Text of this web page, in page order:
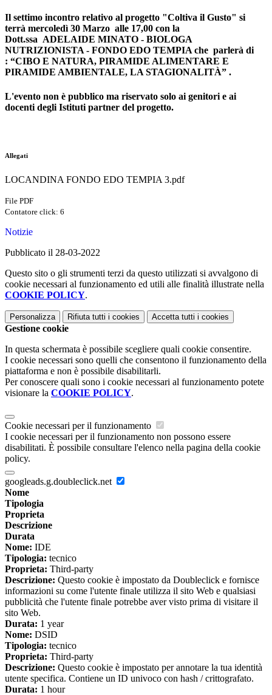
Il settimo incontro relativo al progetto "Coltiva il Gusto" si
terrà mercoledì 30 Marzo alle 17,00 con la
Dott.ssa ADELAIDE MINATO - BIOLOGA
NUTRIZIONISTA - FONDO EDO TEMPIAche parlerà di
: “CIBO E NATURA, PIRAMIDE ALIMENTARE E
PIRAMIDE AMBIENTALE, LA STAGIONALITÀ” .
L'evento non è pubblico ma riservato solo ai genitori e ai
docenti degli Istituti partner del progetto.
Allegati
LOCANDINA FONDO EDO TEMPIA 3.pdf
File PDF
Contatore click: 6
Notizie
Pubblicato il 28-03-2022
Questo sito o gli strumenti terzi da questo utilizzati si avvalgono di
cookie necessari al funzionamento ed utili alle finalità illustrate nella
COOKIE POLICY.
Personalizza Rifiuta tutti i cookies Accetta tutti i cookies
Gestione cookie
In questa schermata è possibile scegliere quali cookie consentire.
I cookie necessari sono quelli che consentono il funzionamento della
piattaforma e non è possibile disabilitarli.
Per conoscere quali sono i cookie necessari al funzionamento potete
visionare la COOKIE POLICY.
Cookie necessari per il funzionamento
I cookie necessari per il funzionamento non possono essere
disabilitati. È possibile consultare l'elenco nella pagina della cookie
policy.
googleads.g.doubleclick.net
Nome
Tipologia
Proprieta
Descrizione
Durata
Nome: IDE
Tipologia: tecnico
Proprieta: Third-party
Descrizione: Questo cookie è impostato da Doubleclick e fornisce
informazioni su come l'utente finale utilizza il sito Web e qualsiasi
pubblicità che l'utente finale potrebbe aver visto prima di visitare il
sito Web.
Durata: 1 year
Nome: DSID
Tipologia: tecnico
Proprieta: Third-party
Descrizione: Questo cookie è impostato per annotare la tua identità
utente specifica. Contiene un ID univoco con hash / crittografato.
Durata: 1 hour